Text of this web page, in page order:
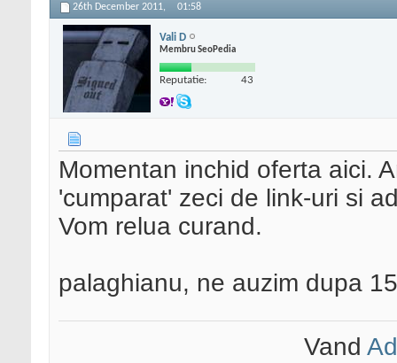
26th December 2011, 01:58
Vali D
Membru SeoPedia
Reputatie: 43
Momentan inchid oferta aici.
'cumparat' zeci de link-uri si
Vom relua curand.
palaghianu, ne auzim dupa
Vand